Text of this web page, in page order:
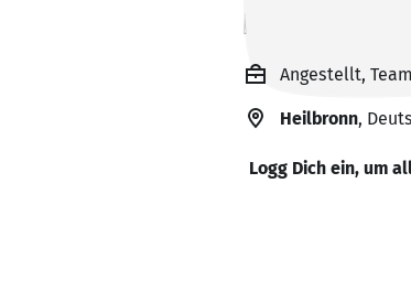
Patrick
Angestellt,
Heilbronn,
Logg Dich ein, um